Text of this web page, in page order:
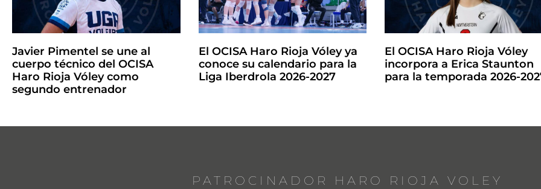
Javier Pimentel se une al
cuerpo técnico del OCISA
Haro Rioja Vóley como
segundo entrenador
El OCISA Haro Rioja Vóley ya
conoce su calendario para la
Liga Iberdrola 2026-2027
El OCISA Haro Rioja Vóley
incorpora a Erica Staunton
para la temporada 2026-
PATROCINADOR HARO RIOJA VOLEY